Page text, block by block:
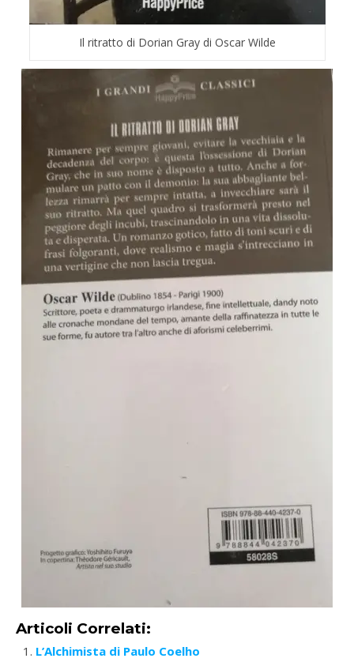
Il ritratto di Dorian Gray di Oscar Wilde
Articoli Correlati:
L’Alchimista di Paulo Coelho